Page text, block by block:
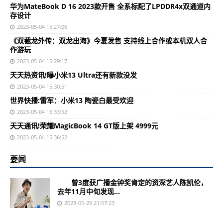
华为MateBook D 16 2023款开售 全系标配了LPDDR4x双通道内
存设计
2023-05-04 15:27:06
《双截龙外传：双龙出海》今夏发售 支持线上合作或本机双人合
作游玩
2023-05-04 15:29:17
天天热资讯!曝小米13 Ultra还有新款没发
2023-05-04 15:30:51
世界快播:雷军：小米13 陶瓷白最受欢迎
2023-05-04 15:33:52
天天通讯!荣耀MagicBook 14 GT版上架 4999元
2023-05-04 15:36:52
要闻
曾3度获广播金钟奖肯定的资深艺人陈凯伦，
去年11月中旬发现...
2023-05-29 21:57:23